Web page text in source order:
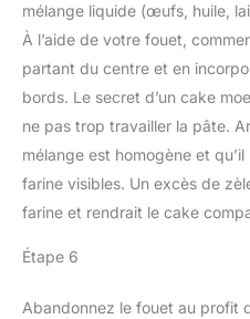
mélange liquide (œufs, huile,
À l’aide de votre fouet,
partant du centre et en
bords. Le secret d’un cake
ne pas trop travailler la pâte.
mélange est homogène et
farine visibles. Un excès de
farine et rendrait le cake
Étape 6
Abandonnez le fouet au profit